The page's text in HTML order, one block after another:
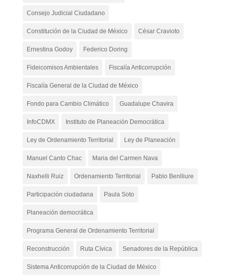
Consejo Judicial Ciudadano
Constitución de la Ciudad de México César Cravioto
Ernestina Godoy Federico Doring
Fideicomisos Ambientales Fiscalía Anticorrupción
Fiscalía General de la Ciudad de México
Fondo para Cambio Climático Guadalupe Chavira
InfoCDMX Instituto de Planeación Democrática
Ley de Ordenamiento Territorial Ley de Planeación
Manuel Canto Chac Maria del Carmen Nava
Naxhelli Ruiz Ordenamiento Territorial Pablo Benlliure
Participación ciudadana Paula Soto
Planeación democrática
Programa General de Ordenamiento Territorial
Reconstrucción Ruta Cívica Senadores de la República
Sistema Anticorrupción de la Ciudad de México